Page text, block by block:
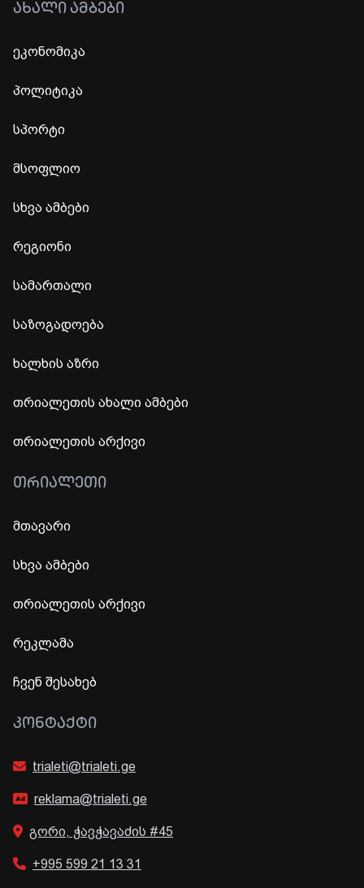
ᲐᲮᲐᲚᲘ ᲐᲛᲑᲔᲑᲘ
ეკონომიკა
პოლიტიკა
სპორტი
მსოფლიო
სხვა ამბები
რეგიონი
სამართალი
საზოგადოება
ხალხის აზრი
თრიალეთის ახალი ამბები
თრიალეთის არქივი
ᲗᲠᲘᲐᲚᲔᲗᲘ
მთავარი
სხვა ამბები
თრიალეთის არქივი
რეკლამა
ჩვენ შესახებ
ᲙᲝᲜᲢᲐᲥᲢᲘ
trialeti@trialeti.ge
reklama@trialeti.ge
გორი, ჭავჭავაძის #45
+995 599 21 13 31